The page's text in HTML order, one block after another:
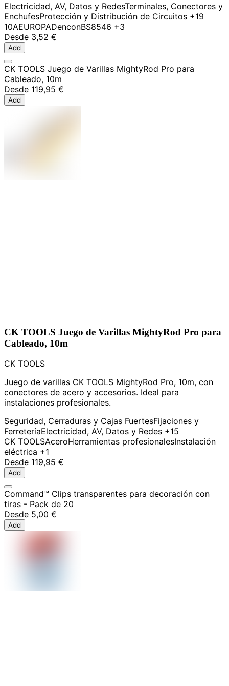
Electricidad, AV, Datos y RedesTerminales, Conectores y
EnchufesProtección y Distribución de Circuitos +19
10AEUROPADenconBS8546 +3
Desde 3,52 €
Add
CK TOOLS Juego de Varillas MightyRod Pro para
Cableado, 10m
Desde 119,95 €
Add
CK TOOLS Juego de Varillas MightyRod Pro para
Cableado, 10m
CK TOOLS
Juego de varillas CK TOOLS MightyRod Pro, 10m, con
conectores de acero y accesorios. Ideal para
instalaciones profesionales.
Seguridad, Cerraduras y Cajas FuertesFijaciones y
FerreteríaElectricidad, AV, Datos y Redes +15
CK TOOLSAceroHerramientas profesionalesInstalación
eléctrica +1
Desde 119,95 €
Add
Command™ Clips transparentes para decoración con
tiras - Pack de 20
Desde 5,00 €
Add